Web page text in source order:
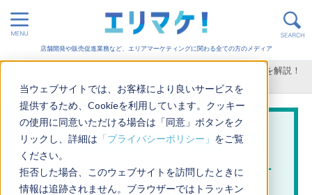
当ウェブサイトでは、お客様により良いサービスを
提供するため、Cookieを利用しています。クッキー
の使用に同意いただける場合は「同意」ボタンをク
リックし、詳細は 「プライバシーポリシー」 をご覧
ください。
拒否した場合、このウェブサイトを訪問したときに
情報は追跡されません。ブラウザーではトラッキン
店舗開発や販売促進業務など、エリアマーケティングに関わる全ての方のメディア
店舗マーケティングのイロハを解説！
押さえておきたい三大要素とは